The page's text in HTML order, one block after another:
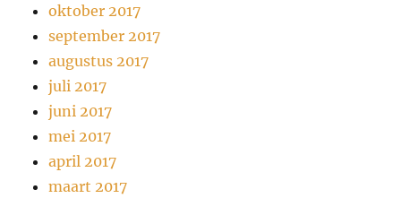
oktober 2017
september 2017
augustus 2017
juli 2017
juni 2017
mei 2017
april 2017
maart 2017